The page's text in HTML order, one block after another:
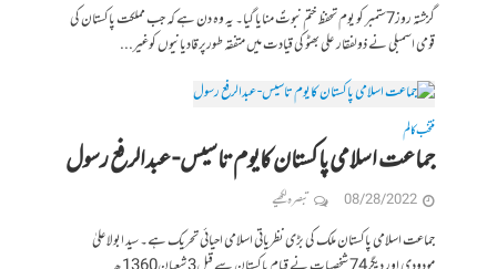
گزشتہ روز7ستمبر کو یوم تحفظ ختم نبوتؐ منایا گیا۔ یہ وہ دن ہے کہ جب مملکت پاکستان کی
قومی اسمبلی نے ذولفقار علی بھٹو کی قیادت میں متفقہ طورپرقادیانیوں کوغیر...
منتخب کالم
جماعت اسلامی پاکستان کایوم تاسیس- عبدالرفع رسول
08/28/2022 تبصرہ لکھیے
جماعت اسلامی پاکستان ملک کی بڑی نظریاتی اسلامی احیائی تحریک ہے۔ سید ابولاعلیٰ